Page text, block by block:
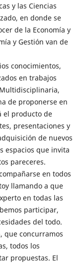
y las Ciencias
en donde se
de la Economía y
y Gestión van de
conocimientos,
en trabajos
de proponerse en
el producto de
presentaciones y
de nuevos
espacios que invita
pareceres.
en todos
llamando a que
en todas las
participar,
del todo.
que concurramos
todos los
propuestas. El